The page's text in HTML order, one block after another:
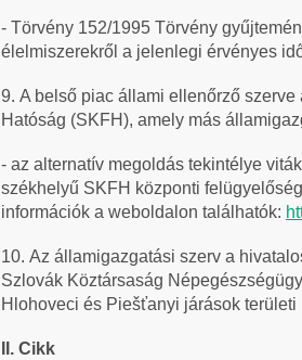
- Törvény 152/1995 Törvény
élelmiszerekről a jelenlegi érvényes
9. A belső piac állami ellenőrző
Hatóság (SKFH), amely más
- az alternatív megoldás tekintélye
székhelyű SKFH központi
információk a weboldalon találhatók:
10. Az államigazgatási szerv a
Szlovák Köztársaság
Hlohoveci és Piešťanyi járások területi
II. Cikk